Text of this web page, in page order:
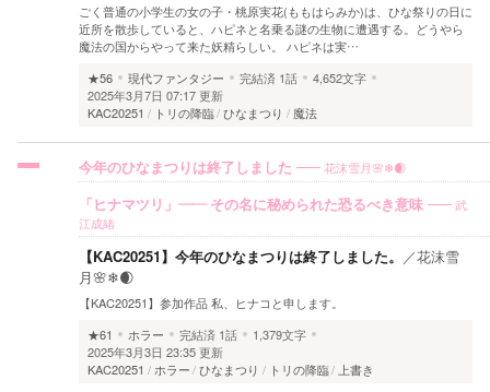
ごく普通の小学生の女の子・桃原実花(ももはらみか)は、ひな祭りの日に
近所を散歩していると、ハピネと名乗る謎の生物に遭遇する。どうやら
魔法の国からやって来た妖精らしい。 ハピネは実…
★56
現代ファンタジー 完結済 1話
4,652文字
2025年3月7日 07:17 更新
KAC20251
トリの降臨 ひなまつり 魔法
今年のひなまつりは終了しました 花沫雪月🌸❄🌒
「ヒナマツリ」―― その名に秘められた恐るべき意味
武
江成緒
【KAC20251】今年のひなまつりは終了しました。 ／花沫雪
月🌸❄🌒
【KAC20251】参加作品 私、ヒナコと申します。
★61
ホラー 完結済 1話
1,379文字
2025年3月3日 23:35 更新
KAC20251
ホラー ひなまつり トリの降臨 上書き